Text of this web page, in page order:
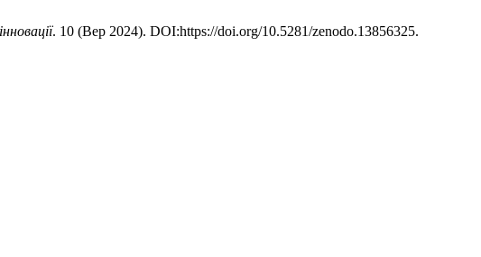
. 10 (Вер 2024). DOI:https://doi.org/10.5281/zenodo.13856325.